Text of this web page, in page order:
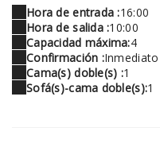
Hora de entrada :16:00
Hora de salida :10:00
Capacidad máxima:4
Confirmación :Inmediato
Cama(s) doble(s) :1
Sofá(s)-cama doble(s):1